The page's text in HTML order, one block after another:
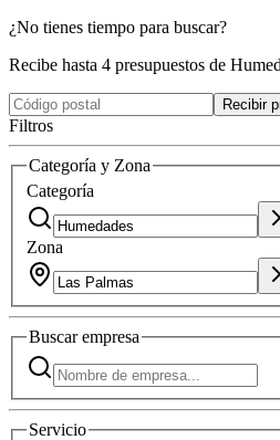
¿No tienes tiempo para buscar?
Recibe hasta 4 presupuestos de
Recibir
Filtros
Categoría y Zona
Categoría
Zona
Buscarempresa
Servicio